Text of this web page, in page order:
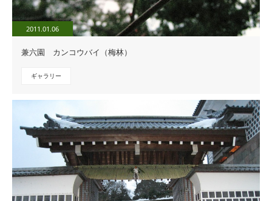
2011.01.06
兼六園 カンコウバイ（梅林）
ギャラリー